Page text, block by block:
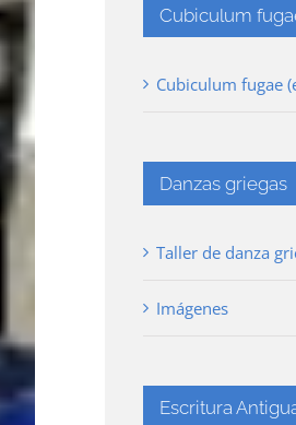
Cubiculum
Cubiculum fugae
Danzas griegas
Taller de danza
Imágenes
Escritura